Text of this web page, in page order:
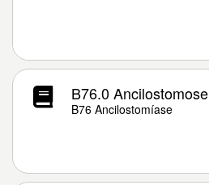
B76.0 Ancilostomose
B76 Ancilostomíase